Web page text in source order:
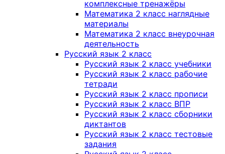
комплексные тренажёры
Математика 2 класс наглядные
материалы
Математика 2 класс внеурочная
деятельность
Русский язык 2 класс
Русский язык 2 класс учебники
Русский язык 2 класс рабочие
тетради
Русский язык 2 класс прописи
Русский язык 2 класс ВПР
Русский язык 2 класс сборники
диктантов
Русский язык 2 класс тестовые
задания